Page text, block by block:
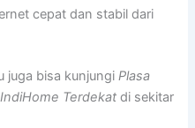
cepat dan stabil dari
juga bisa kunjungiPlasa
Terdekat di sekitar